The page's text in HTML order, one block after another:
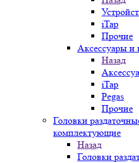
iTap
Прочие
Аксессуары
Назад
iTap
Pegas
Прочие
Головки
комплектующие
Назад
Головки